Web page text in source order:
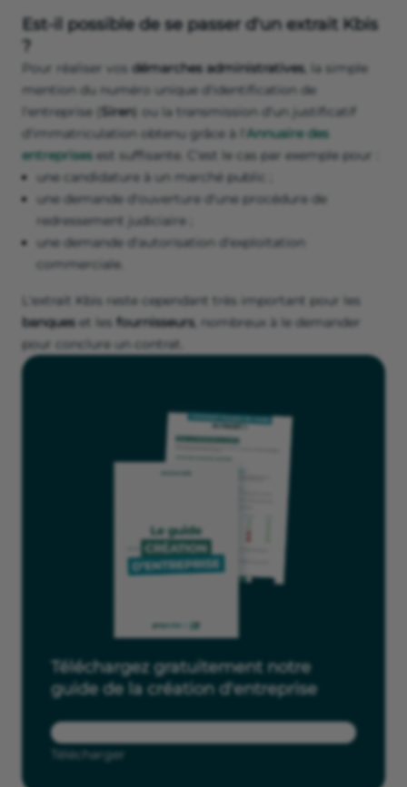
Est-il possible de se passer d'un extrait Kbis
?
Pour réaliser vos démarches administratives, la simple
mention du numéro unique d'identification de
l'entreprise (
Siren) ou la transmission d'un justificatif
d'immatriculation obtenu grâce à l' Annuaire des
entreprises est suffisante. C'est le cas par exemple pour :
une candidature à un marché public ;
une demande d'ouverture d'une procédure de
redressement judiciaire ;
une demande d'autorisation d'exploitation
commerciale.
L'extrait Kbis reste cependant très important pour les
banques et les fournisseurs, nombreux à le demander
pour conclure un contrat.
Téléchargez gratuitement notre
guide de la création d'entreprise
Télécharger